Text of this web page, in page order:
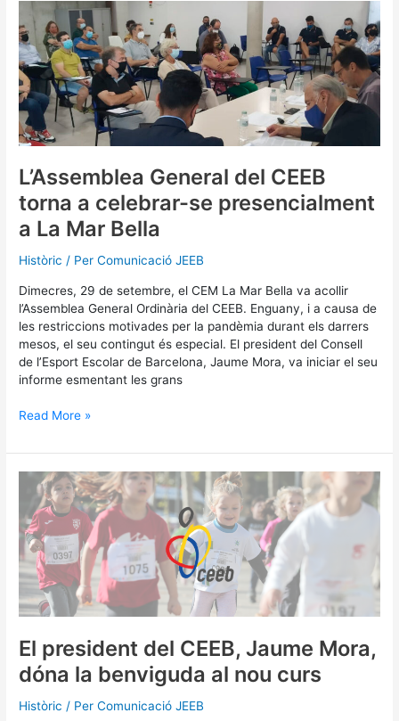
L’Assemblea General del CEEB
torna a celebrar-se presencialment
a La Mar Bella
Històric / Per Comunicació JEEB
Dimecres, 29 de setembre, el CEM La Mar Bella va acollir
l’Assemblea General Ordinària del CEEB. Enguany, i a causa de
les restriccions motivades per la pandèmia durant els darrers
mesos, el seu contingut és especial. El president del Consell
de l’Esport Escolar de Barcelona, Jaume Mora, va iniciar el seu
informe esmentant les grans
L’Assemblea
General
del
CEEB
torna
a
celebrar-
se
a
La
Mar
Bella
Read More »
El president del CEEB, Jaume Mora,
dóna la benviguda al nou curs
Històric / Per Comunicació JEEB
president
del
CEEB,
Jaume
Mora,
dóna
la
al
nou
curs